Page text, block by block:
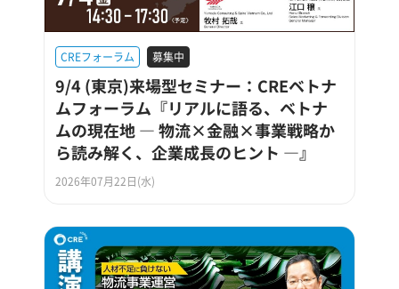
CREフォーラム 募集中
9/4 (東京)来場型セミナー：CREベトナ
ムフォーラム『リアルに語る、ベトナ
ムの現在地 ― 物流×金融×事業戦略か
ら読み解く、企業成長のヒント ―』
2026年07月22日(水)